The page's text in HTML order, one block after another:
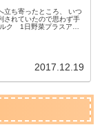
立ち寄ったところ、 いつ
されていたので思わず手
ク 1日野菜プラスアン
2017.12.19